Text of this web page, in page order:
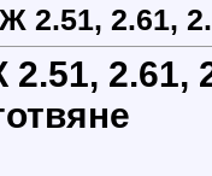
2.51, 2.61,
2.61,